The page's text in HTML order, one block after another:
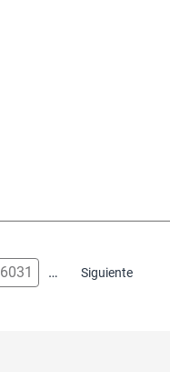
6031 … Siguiente
Siguiente página